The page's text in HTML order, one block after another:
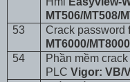
MT506/MT508/
53 Crack password
MT6000/MT8000
54
Phần mềm
PLCVigor: VB/